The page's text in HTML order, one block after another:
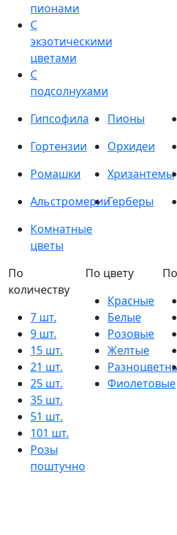
пионами
С
экзотическими
цветами
С
подсолнухами
Гипсофила
Пионы
Гортензии
Орхидеи
Ромашки
Хризантемы
АльстромерииГерберы
Комнатные
цветы
По
количеству
7 шт.
9 шт.
15 шт.
21 шт.
25 шт.
35 шт.
51 шт.
101 шт.
Розы
поштучно
По цвету
Красные
Белые
Розовые
Желтые
Фиолетовые